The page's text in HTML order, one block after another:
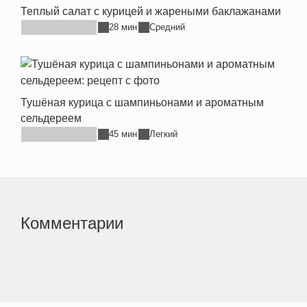
Теплый салат с курицей и жареными баклажанами
28 мин Средний
Тушёная курица с шампиньонами и ароматным
сельдереем
45 мин Легкий
Комментарии